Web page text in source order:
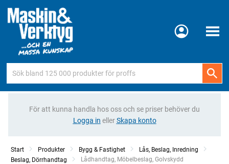
Meny
För att kunna handla hos oss och se priser behöver du
Logga in ellerSkapa konto
Start Produkter Bygg & Fastighet
Lås, Beslag, Inredning
Beslag, Dörrhandtag
Current:
Lådhandtag, Möbelbeslag, Golvskydd